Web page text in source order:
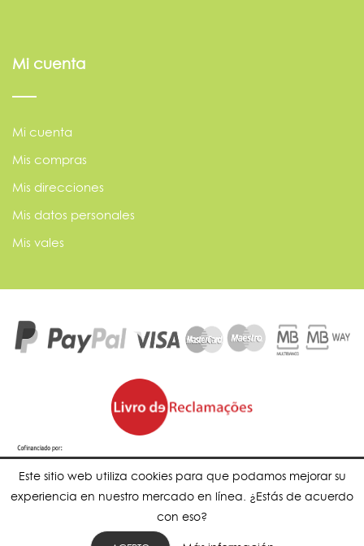
Este sitio web utiliza cookies para que podamos mejorar su
experiencia en nuestro mercado en línea. ¿Estás de acuerdo
con eso?
Mi cuenta
Mi cuenta
Mis compras
Mis direcciones
Mis datos personales
Mis vales